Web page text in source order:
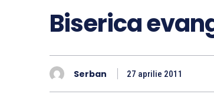
Biserica
Serban 27 aprilie 2011